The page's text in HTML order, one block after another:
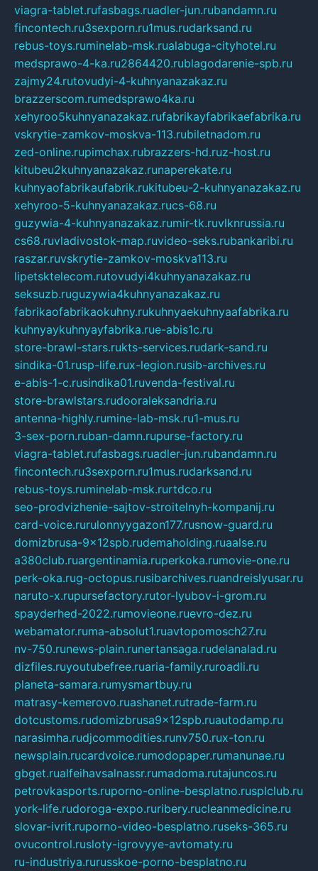
viagra-tablet.rufasbags.ruadler-jun.rubandamn.ru
fincontech.ru3sexporn.ru1mus.rudarksand.ru
rebus-toys.ruminelab-msk.rualabuga-cityhotel.ru
medsprawo-4-ka.ru2864420.rublagodarenie-spb.ru
zajmy24.rutovudyi-4-kuhnyanazakaz.ru
brazzerscom.rumedsprawo4ka.ru
xehyroo5kuhnyanazakaz.rufabrikayfabrikaefabrika.ru
vskrytie-zamkov-moskva-113.rubiletnadom.ru
zed-online.rupimchax.rubrazzers-hd.ruz-host.ru
kitubeu2kuhnyanazakaz.runaperekate.ru
kuhnyaofabrikaufabrik.rukitubeu-2-kuhnyanazakaz.ru
xehyroo-5-kuhnyanazakaz.rucs-68.ru
guzywia-4-kuhnyanazakaz.rumir-tk.ruvlknrussia.ru
cs68.ruvladivostok-map.ruvideo-seks.rubankaribi.ru
raszar.ruvskrytie-zamkov-moskva113.ru
lipetsktelecom.rutovudyi4kuhnyanazakaz.ru
seksuzb.ruguzywia4kuhnyanazakaz.ru
fabrikaofabrikaokuhny.rukuhnyaekuhnyaafabrika.ru
kuhnyaykuhnyayfabrika.rue-abis1c.ru
store-brawl-stars.rukts-services.rudark-sand.ru
sindika-01.rusp-life.rux-legion.rusib-archives.ru
e-abis-1-c.rusindika01.ruvenda-festival.ru
store-brawlstars.rudooraleksandria.ru
antenna-highly.rumine-lab-msk.ru1-mus.ru
3-sex-porn.ruban-damn.rupurse-factory.ru
viagra-tablet.rufasbags.ruadler-jun.rubandamn.ru
fincontech.ru3sexporn.ru1mus.rudarksand.ru
rebus-toys.ruminelab-msk.rurtdco.ru
seo-prodvizhenie-sajtov-stroitelnyh-kompanij.ru
card-voice.rurulonnyygazon177.rusnow-guard.ru
domizbrusa-9x12spb.rudemaholding.ruaalse.ru
a380club.ruargentinamia.ruperkoka.rumovie-one.ru
perk-oka.rug-octopus.rusibarchives.ruandreislyusar.ru
naruto-x.rupursefactory.rutor-lyubov-i-grom.ru
spayderhed-2022.rumovieone.ruevro-dez.ru
webamator.ruma-absolut1.ruavtopomosch27.ru
nv-750.runews-plain.runertansaga.rudelanalad.ru
dizfiles.ruyoutubefree.ruaria-family.ruroadli.ru
planeta-samara.rumysmartbuy.ru
matrasy-kemerovo.ruashanet.rutrade-farm.ru
dotcustoms.rudomizbrusa9x12spb.ruautodamp.ru
narasimha.rudjcommodities.runv750.rux-ton.ru
newsplain.rucardvoice.rumodopaper.rumanunae.ru
gbget.rualfeihavsalnassr.rumadoma.rutajuncos.ru
petrovkasports.ruporno-online-besplatno.rusplclub.ru
york-life.rudoroga-expo.ruribery.rucleanmedicine.ru
slovar-ivrit.ruporno-video-besplatno.ruseks-365.ru
ovucontrol.rusloty-igrovyye-avtomaty.ru
ru-industriya.rurusskoe-porno-besplatno.ru